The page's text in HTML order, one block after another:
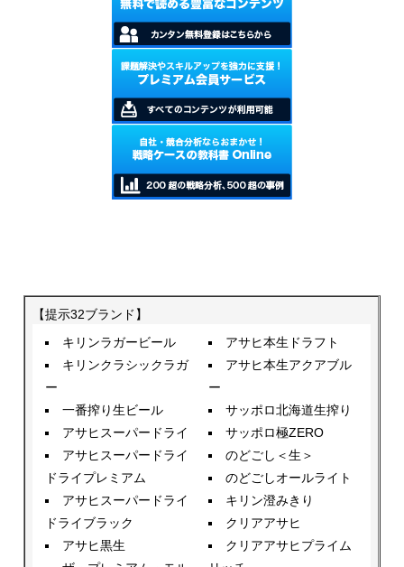
【提示32ブランド】
キリンラガービール
キリンクラシックラガ
ー
一番搾り生ビール
アサヒスーパードライ
アサヒスーパードライ
ドライプレミアム
アサヒスーパードライ
ドライブラック
アサヒ黒生
アサヒ本生ドラフト
アサヒ本生アクアブル
ー
サッポロ北海道生搾り
サッポロ極ZERO
のどごし＜生＞
のどごしオールライト
キリン澄みきり
クリアアサヒ
クリアアサヒプライム